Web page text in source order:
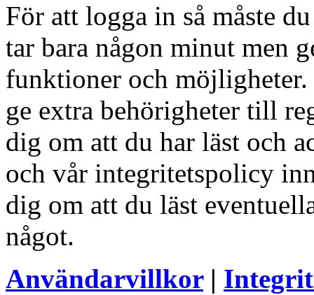
För att logga in så måste
tar bara någon minut men
funktioner och
ge extra behörigheter till
dig om att du har läst och
och vår integritetspolicy
dig om att du läst
något.
Användarvillkor|